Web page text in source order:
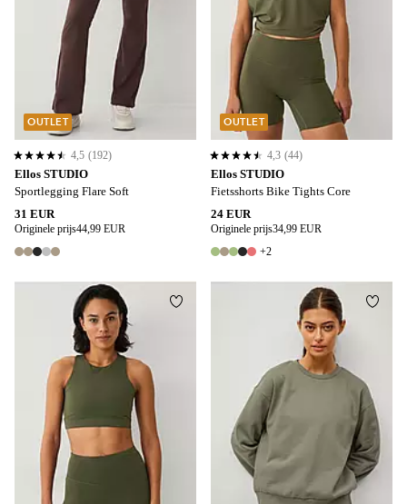
Ellos STUDIO
Sportlegging Flare Soft
31 EUR
Originele prijs44,99 EUR
5 kleuren
4,5 op basis van 192 beoordelingen
4,5 (192)
OUTLET
Ellos STUDIO
Fietsshorts Bike Tights Core
24 EUR
Originele prijs34,99 EUR
7 kleuren
+2
4,3 op basis van 44 beoordelingen
4,3 (44)
OUTLET
Toevoegen aan favorieten